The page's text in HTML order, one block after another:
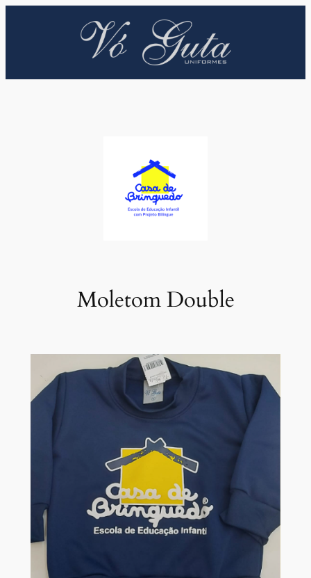
Moletom Double